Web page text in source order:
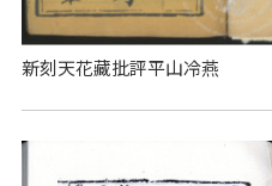
新刻天花藏批評平山冷燕